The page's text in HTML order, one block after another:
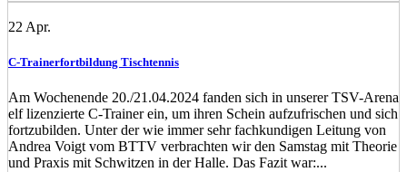
22 Apr.
C-Trainerfortbildung Tischtennis
Am Wochenende 20./21.04.2024 fanden sich in unserer TSV-Arena
elf lizenzierte C-Trainer ein, um ihren Schein aufzufrischen und sich
fortzubilden. Unter der wie immer sehr fachkundigen Leitung von
Andrea Voigt vom BTTV verbrachten wir den Samstag mit Theorie
und Praxis mit Schwitzen in der Halle. Das Fazit war:...